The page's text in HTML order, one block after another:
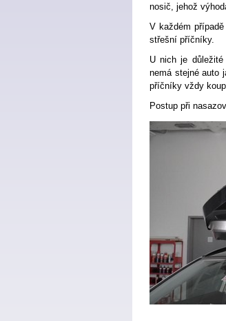
nosič, jehož
V každém
střešní příčníky.
U nich je
nemá stejné auto
příčníky vždy
Postup při